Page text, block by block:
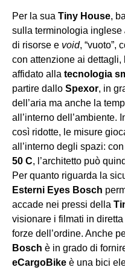
Per la sua Tiny House,
sulla terminologia inglese
di risorse e void, “vuoto”,
con attenzione ai dettagli,
affidato alla tecnologia
partire dallo Spexor, in
dell’aria ma anche la
all’interno dell’ambiente.
così ridotte, le misure
all’interno degli spazi:
50 C, l’architetto può
Per quanto riguarda la
Esterni Eyes Bosch
accade nei pressi della
visionare i filmati in
forze dell’ordine. Anche
Bosch è in grado di
eCargoBike è una bici